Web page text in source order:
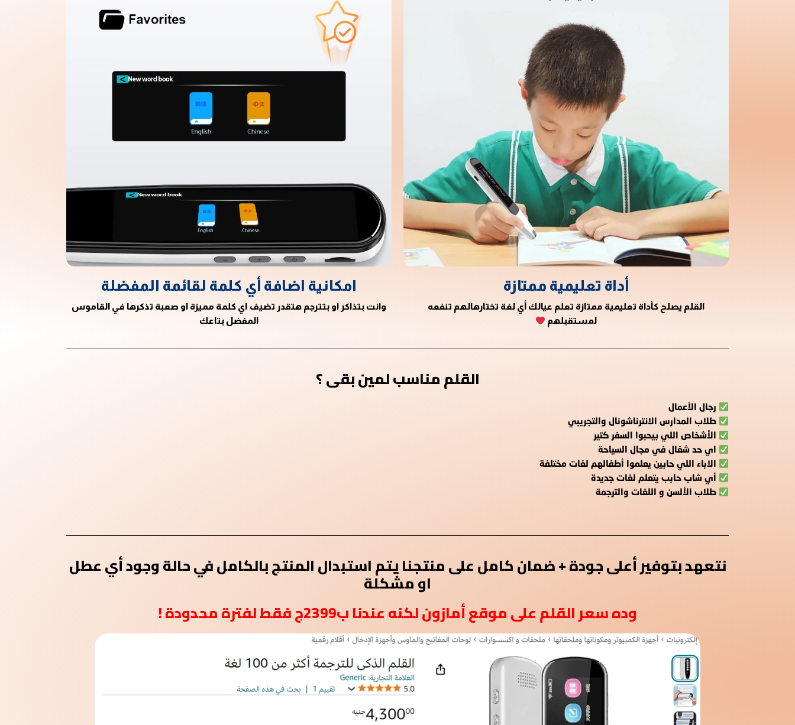
أداة تعليمية ممتازة
القلم يصلح كأداة تعليمية ممتازة تعلم عيالك أي لغة تختارهالهم تنفعه
لمستقبلهم
امكانية اضافة أي كلمة لقائمة المفضلة
وانت بتذاكر او بتترجم هتقدر تضيف اي كلمة مميزة او صعبة تذكرها في القاموس
المفضل بتاعك
القلم مناسب لمين بقى ؟
رجال الأعمال
طلاب المدارس الانترناشونال والتجريبي
الأشخاص اللي بيحبوا السفر كتير
اي حد شغال في مجال السياحة
الاباء اللي حابين يعلموا أطفالهم لغات مختلفة
أي شاب حابب يتعلم لغات جديدة
طلاب الألسن و اللغات والترجمة
نتعهد بتوفير أعلى جودة + ضمان كامل على منتجنا يتم استبدال المنتج بالكامل في حالة وجود أي عطل
او مشكلة
وده سعر القلم على موقع أمازون لكنه عندنا ب2399ج فقط لفترة محدودة !